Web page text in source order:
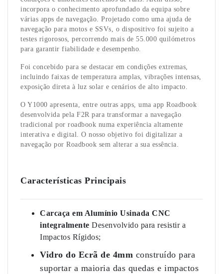
incorpora o conhecimento aprofundado da equipa sobre
várias apps de navegação. Projetado como uma ajuda de
navegação para motos e SSVs, o dispositivo foi sujeito a
testes rigorosos, percorrendo mais de 55.000 quilómetros
para garantir fiabilidade e desempenho.
Foi concebido para se destacar em condições extremas,
incluindo faixas de temperatura amplas, vibrações intensas,
exposição direta à luz solar e cenários de alto impacto.
O Y1000 apresenta, entre outras apps, uma app Roadbook
desenvolvida pela F2R para transformar a navegação
tradicional por roadbook numa experiência altamente
interativa e digital. O nosso objetivo foi digitalizar a
navegação por Roadbook sem alterar a sua essência.
Características Principais
Carcaça em Alumínio Usinada CNC
integralmente Desenvolvido para resistir a
Impactos Rígidos;
Vidro do Ecrã de 4mm construído para
suportar a maioria das quedas e impactos